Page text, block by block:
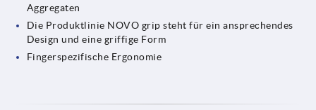
Aggregaten
Die Produktlinie NOVO grip steht für ein ansprechendes
Design und eine griffige Form
Fingerspezifische Ergonomie